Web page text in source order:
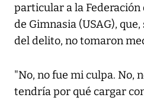
particular a la Federación
de Gimnasia (USAG),
del delito, no tomaron
"No, no fue mi culpa. No,
tendría por qué cargar